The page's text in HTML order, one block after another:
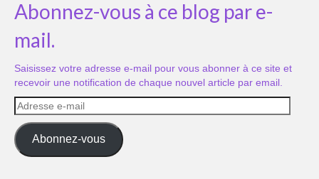
Abonnez-vous à ce blog par e-
mail.
Saisissez votre adresse e-mail pour vous abonner à ce site et
recevoir une notification de chaque nouvel article par email.
Adresse
e-
mail
Abonnez-vous